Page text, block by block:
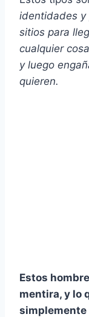
identidades y
sitios para
cualquier
y luego
quieren.
Estos
mentira, y lo
simplemente